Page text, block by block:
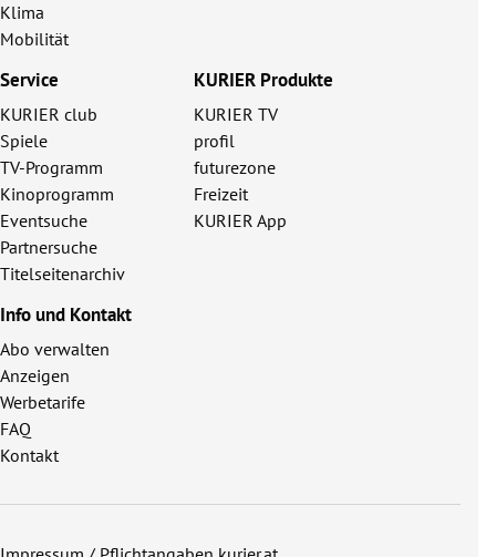
Klima
Mobilität
Service
KURIER club
Spiele
TV-Programm
Kinoprogramm
Eventsuche
Partnersuche
Titelseitenarchiv
KURIER Produkte
KURIER TV
profil
futurezone
Freizeit
KURIER App
Info und Kontakt
Abo verwalten
Anzeigen
Werbetarife
FAQ
Kontakt